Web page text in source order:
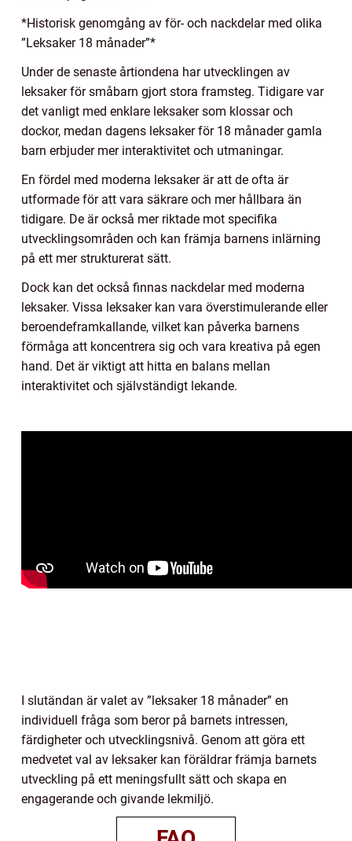
*Historisk genomgång av för- och nackdelar med olika
”Leksaker 18 månader”*
Under de senaste årtiondena har utvecklingen av
leksaker för småbarn gjort stora framsteg. Tidigare var
det vanligt med enklare leksaker som klossar och
dockor, medan dagens leksaker för 18 månader gamla
barn erbjuder mer interaktivitet och utmaningar.
En fördel med moderna leksaker är att de ofta är
utformade för att vara säkrare och mer hållbara än
tidigare. De är också mer riktade mot specifika
utvecklingsområden och kan främja barnens inlärning
på ett mer strukturerat sätt.
Dock kan det också finnas nackdelar med moderna
leksaker. Vissa leksaker kan vara överstimulerande eller
beroendeframkallande, vilket kan påverka barnens
förmåga att koncentrera sig och vara kreativa på egen
hand. Det är viktigt att hitta en balans mellan
interaktivitet och självständigt lekande.
I slutändan är valet av ”leksaker 18 månader” en
individuell fråga som beror på barnets intressen,
färdigheter och utvecklingsnivå. Genom att göra ett
medvetet val av leksaker kan föräldrar främja barnets
utveckling på ett meningsfullt sätt och skapa en
engagerande och givande lekmiljö.